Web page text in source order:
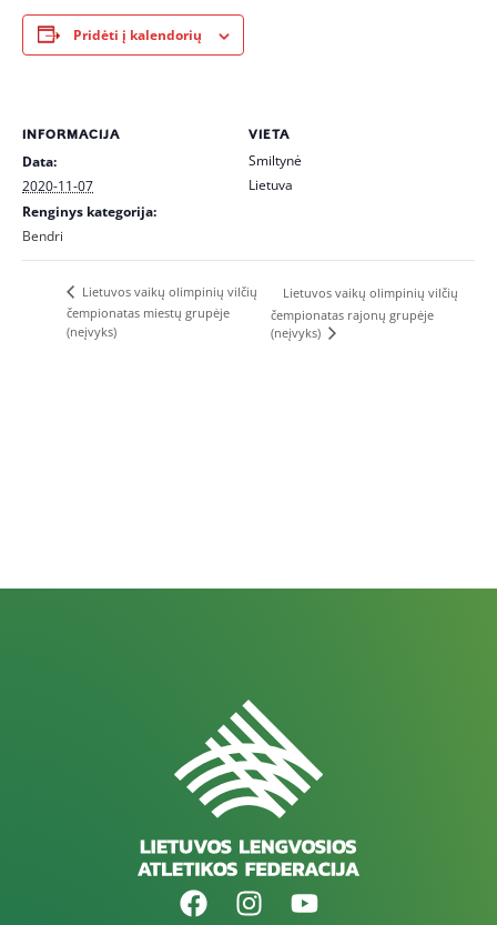
Pridėti į kalendorių
INFORMACIJA
Data:
2020-11-07
Renginys kategorija:
Bendri
VIETA
Smiltynė
Lietuva
Lietuvos vaikų olimpinių vilčių
čempionatas miestų grupėje
(neįvyks)
Lietuvos vaikų olimpinių vilčių
čempionatas rajonų grupėje
(neįvyks)